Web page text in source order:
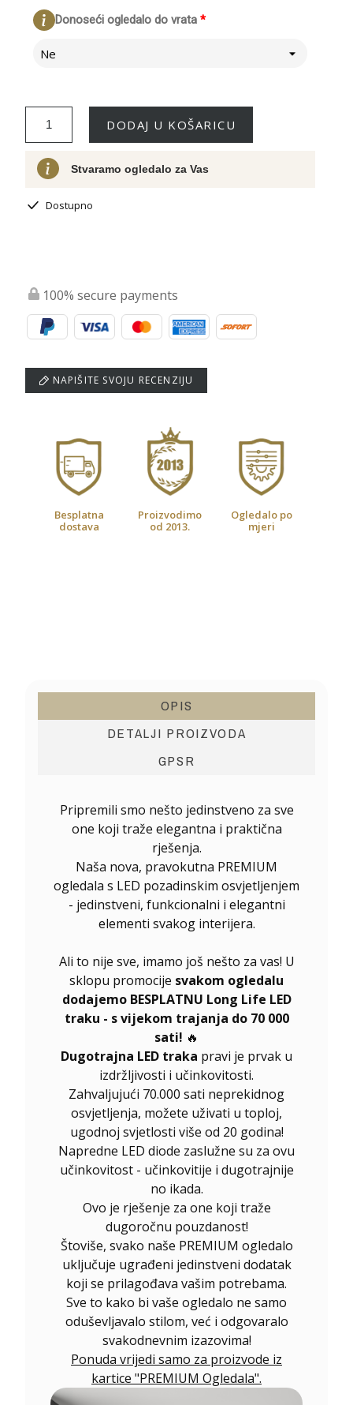
*
Donoseći ogledalo do vrata
Ne
DODAJ U KOŠARICU
Stvaramo ogledalo za Vas
Dostupno
100% secure payments
NAPIŠITE SVOJU RECENZIJU
Besplatna
dostava
Proizvodimo
od 2013.
Ogledalo po
mjeri
OPIS
DETALJI PROIZVODA
GPSR
Pripremili smo nešto jedinstveno za sve
one koji traže elegantna i praktična
rješenja.
Naša nova, pravokutna PREMIUM
ogledala s LED pozadinskim osvjetljenjem
- jedinstveni, funkcionalni i elegantni
elementi svakog interijera.
Ali to nije sve, imamo još nešto za vas! U
sklopu promocije svakom ogledalu
dodajemo BESPLATNU Long Life LED
traku - s vijekom trajanja do 70 000
sati! 🔥
Dugotrajna LED traka pravi je prvak u
izdržljivosti i učinkovitosti.
Zahvaljujući 70.000 sati neprekidnog
osvjetljenja, možete uživati u toploj,
ugodnoj svjetlosti više od 20 godina!
Napredne LED diode zaslužne su za ovu
učinkovitost - učinkovitije i dugotrajnije
no ikada.
Ovo je rješenje za one koji traže
dugoročnu pouzdanost!
Štoviše, svako naše PREMIUM ogledalo
uključuje ugrađeni jedinstveni dodatak
koji se prilagođava vašim potrebama.
Sve to kako bi vaše ogledalo ne samo
oduševljavalo stilom, već i odgovaralo
svakodnevnim izazovima!
Ponuda vrijedi samo za proizvode iz
kartice "PREMIUM Ogledala".